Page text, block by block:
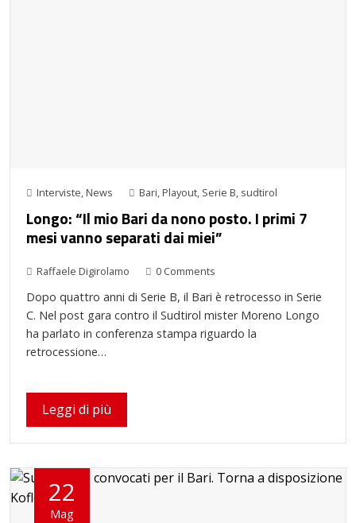
Interviste, News Bari, Playout, Serie B, sudtirol
Longo: “Il mio Bari da nono posto. I primi 7
mesi vanno separati dai miei”
Raffaele Digirolamo 0 Comments
Dopo quattro anni di Serie B, il Bari è retrocesso in Serie
C. Nel post gara contro il Sudtirol mister Moreno Longo
ha parlato in conferenza stampa riguardo la
retrocessione…
Leggi di più
22
Mag